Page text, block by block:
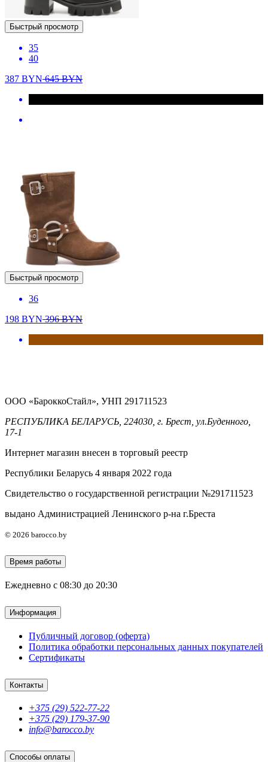
Быстрый просмотр
35
40
387 BYN645BYN
Быстрый просмотр
36
198 BYN396BYN
ООО «БароккоСтайл», УНП 291711523
РЕСПУБЛИКА БЕЛАРУСЬ, 224030, г. Брест, ул.Буденного,
17-1
Интернет магазин внесен в торговый реестр
Республики Беларусь 4 января 2022 года
Свидетельство о государственной регистрации №291711523
выдано Администрацией Ленинского р-на г.Бреста
© 2026 barocco.by
Время работы
Ежедневно с 08:30 до 20:30
Информация
Публичный договор (оферта)
Политика обработки персональных данных покупателей
Сертификаты
Контакты
+375 (29) 522-77-22
+375 (29) 179-37-90
info@barocco.by
Способы оплаты